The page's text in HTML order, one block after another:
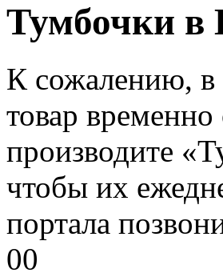
Тумбочки в
К сожалению, в
товар
производите
чтобы их
портала
00